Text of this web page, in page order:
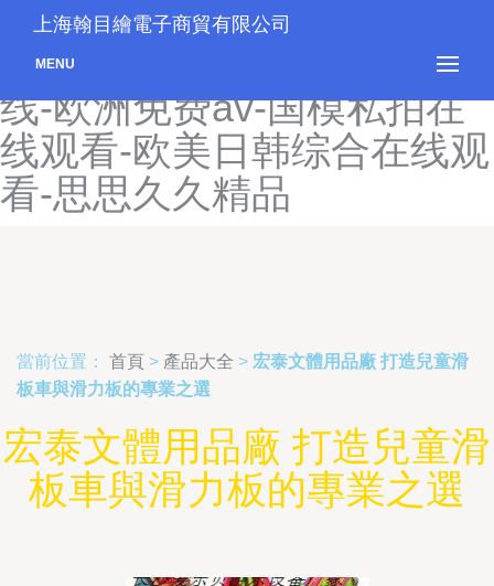
欧美视频免费-国产精品一二
三区-久久小草-麻豆影视在
线-欧洲免费av-国模私拍在
线观看-欧美日韩综合在线观
看-思思久久精品
上海翰目繪電子商貿有限公司
MENU
當前位置： 首頁 > 產品大全 > 宏泰文體用品廠 打造兒童滑
板車與滑力板的專業之選
宏泰文體用品廠 打造兒童滑
板車與滑力板的專業之選